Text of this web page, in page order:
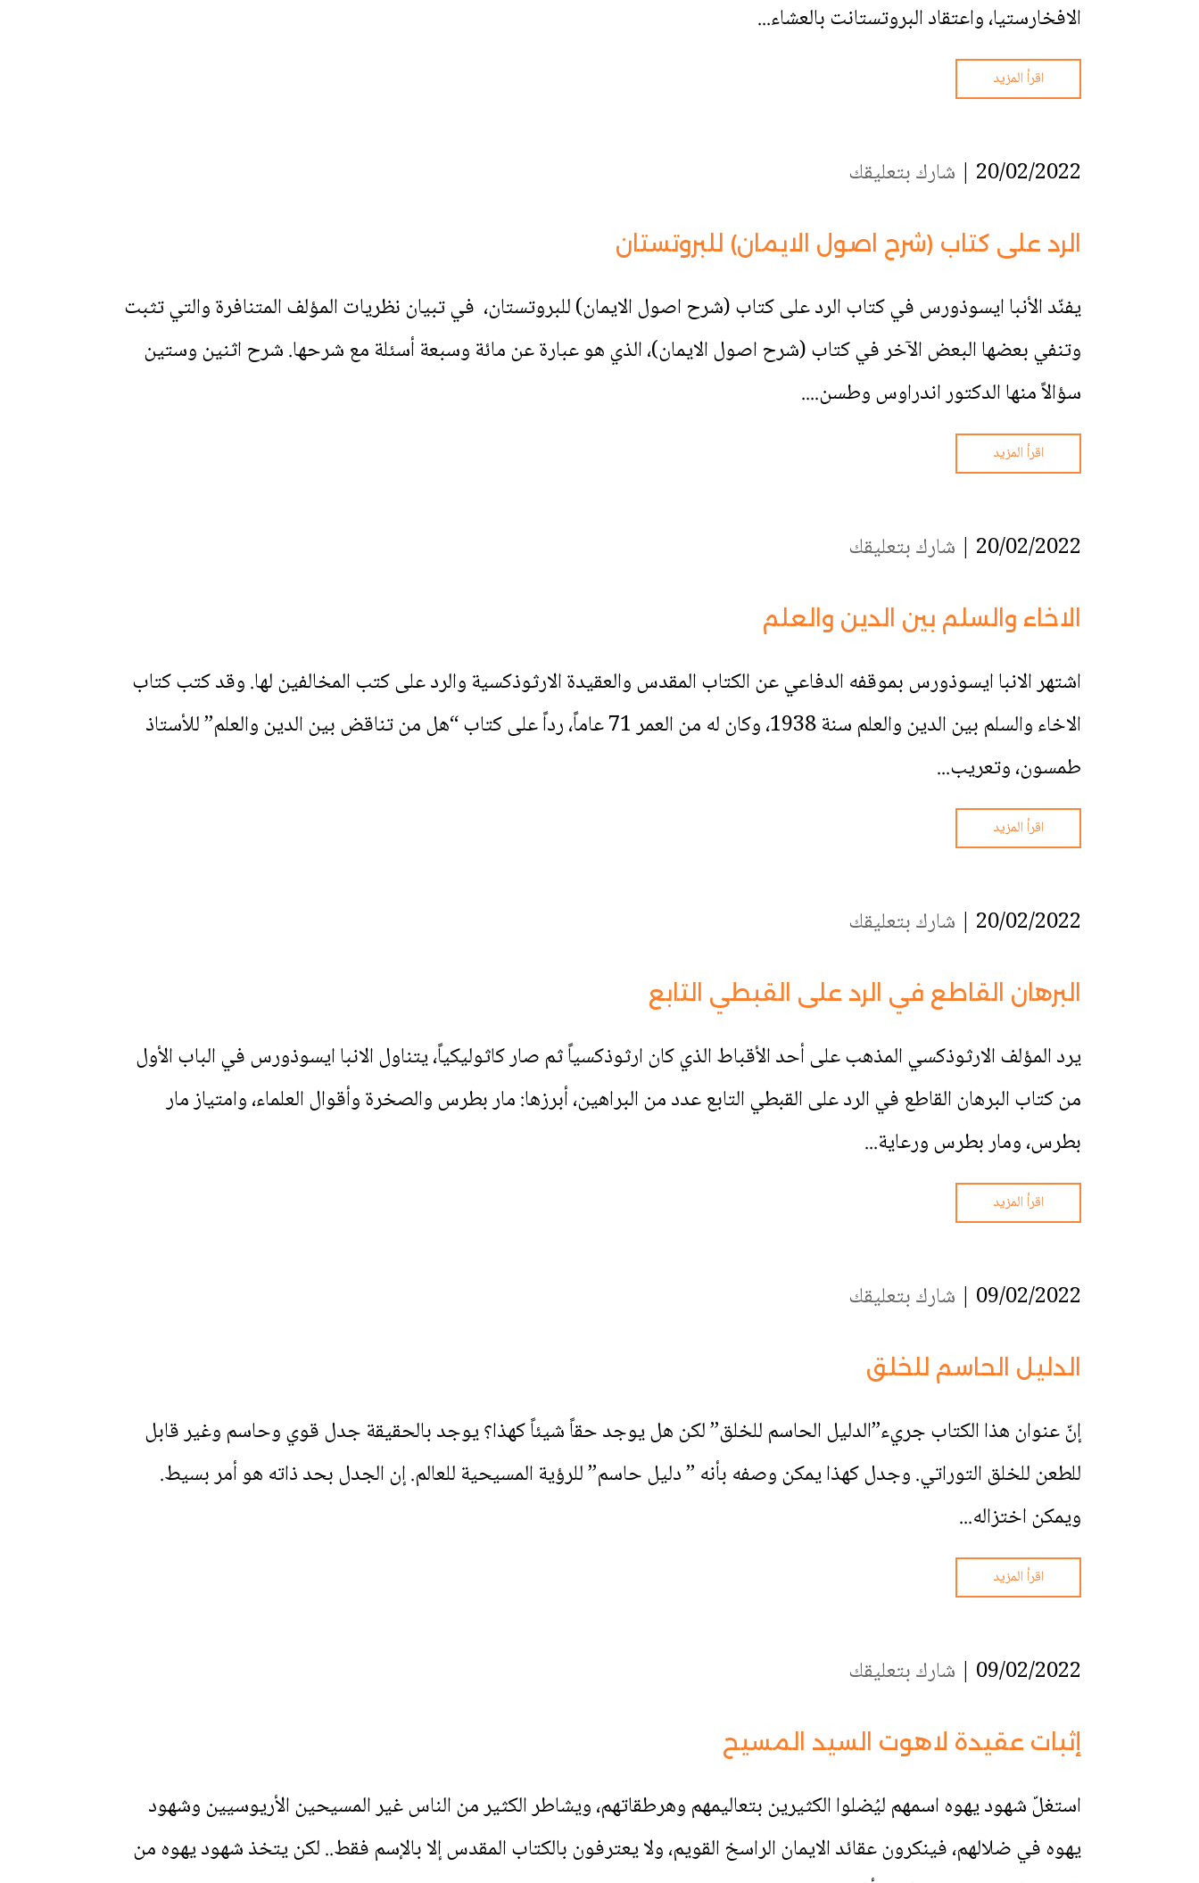
الافخارستيا، واعتقاد البروتستانت بالعشاء...
اقرأ المزيد
20/02/2022 | شارك بتعليقك
الرد على كتاب (شرح اصول الايمان) للبروتستان
يفنّد الأنبا ايسوذورس في كتاب الرد على كتاب (شرح اصول الايمان) للبروتستان، في تبيان نظريات المؤلف المتنافرة والتي تثبت
وتنفي بعضها البعض الآخر في كتاب (شرح اصول الايمان)، الذي هو عبارة عن مائة وسبعة أسئلة مع شرحها. شرح اثنين وستين
سؤالاً منها الدكتور اندراوس وطسن....
اقرأ المزيد
20/02/2022 | شارك بتعليقك
الاخاء والسلم بين الدين والعلم
اشتهر الانبا ايسوذورس بموقفه الدفاعي عن الكتاب المقدس والعقيدة الارثوذكسية والرد على كتب المخالفين لها. وقد كتب كتاب
الاخاء والسلم بين الدين والعلم سنة 1938، وكان له من العمر 71 عاماً، رداً على كتاب “هل من تناقض بين الدين والعلم” للأستاذ
طمسون، وتعريب...
اقرأ المزيد
20/02/2022 | شارك بتعليقك
البرهان القاطع في الرد على القبطي التابع
يرد المؤلف الارثوذكسي المذهب على أحد الأقباط الذي كان ارثوذكسياً ثم صار كاثوليكياً، يتناول الانبا ايسوذورس في الباب الأول
من كتاب البرهان القاطع في الرد على القبطي التابع عدد من البراهين، أبرزها: مار بطرس والصخرة وأقوال العلماء، وامتياز مار
بطرس، ومار بطرس ورعاية...
اقرأ المزيد
09/02/2022 | شارك بتعليقك
الدليل الحاسم للخلق
إنّ عنوان هذا الكتاب جريء”الدليل الحاسم للخلق” لكن هل يوجد حقاً شيئاً كهذا؟ يوجد بالحقيقة جدل قوي وحاسم وغير قابل
للطعن للخلق التوراتي. وجدل كهذا يمكن وصفه بأنه ” دليل حاسم” للرؤية المسيحية للعالم. إن الجدل بحد ذاته هو أمر بسيط.
ويمكن اختزاله...
اقرأ المزيد
09/02/2022 | شارك بتعليقك
إثبات عقيدة لاهوت السيد المسيح
استغلّ شهود يهوه اسمهم ليُضلوا الكثيرين بتعاليمهم وهرطقاتهم، ويشاطر الكثير من الناس غير المسيحين الأريوسيين وشهود
يهوه في ضلالهم، فينكرون عقائد الايمان الراسخ القويم، ولا يعترفون بالكتاب المقدس إلا بالإسم فقط.. لكن يتخذ شهود يهوه من